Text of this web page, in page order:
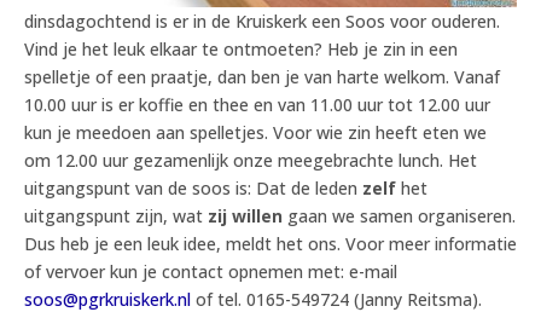
dinsdagochtend is er in de Kruiskerk een Soos voor ouderen.
Vind je het leuk elkaar te ontmoeten? Heb je zin in een
spelletje of een praatje, dan ben je van harte welkom. Vanaf
10.00 uur is er koffie en thee en van 11.00 uur tot 12.00 uur
kun je meedoen aan spelletjes. Voor wie zin heeft eten we
om 12.00 uur gezamenlijk onze meegebrachte lunch. Het
uitgangspunt van de soos is: Dat de leden zelf het
uitgangspunt zijn, wat zij willen gaan we samen organiseren.
Dus heb je een leuk idee, meldt het ons. Voor meer informatie
of vervoer kun je contact opnemen met: e-mail
soos@pgrkruiskerk.nl of tel. 0165-549724 (Janny Reitsma).